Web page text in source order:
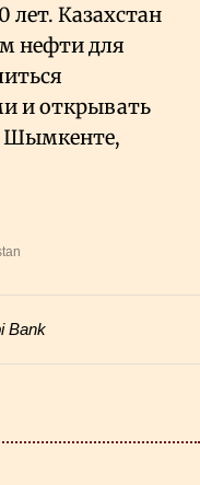
лет. Казахстан
нефти для
и открывать
Шымкенте,
Bank